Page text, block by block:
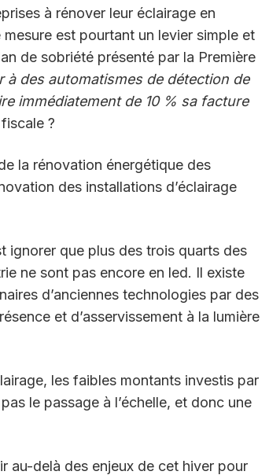
à rénover leur éclairage en
est pourtant un levier simple et
de sobriété présenté par la Première
à des automatismes de détection de
immédiatement de 10 % sa facture
?
la rénovation énergétique des
des installations d’éclairage
ignorer que plus des trois quarts des
ne sont pas encore en led. Il existe
d’anciennes technologies par des
et d’asservissement à la lumière
les faibles montants investis par
le passage à l’échelle, et donc une
au-delà des enjeux de cet hiver pour